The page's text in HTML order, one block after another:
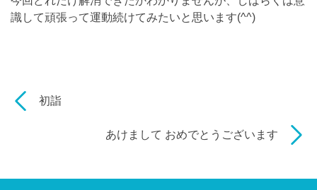
識して頑張って運動続けてみたいと思います(^^)
初詣
あけまして おめでとうございます